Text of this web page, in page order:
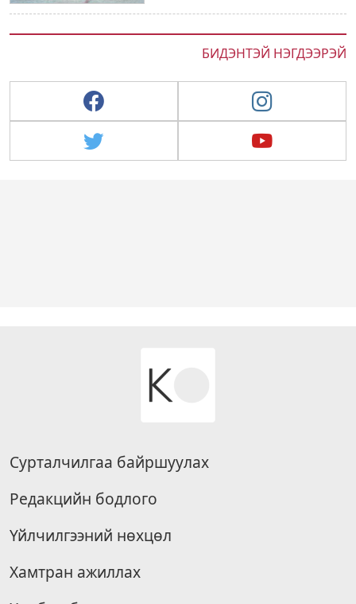
БИДЭНТЭЙ НЭГДЭЭРЭЙ
Сурталчилгаа байршуулах
Редакцийн бодлого
Үйлчилгээний нөхцөл
Хамтран ажиллах